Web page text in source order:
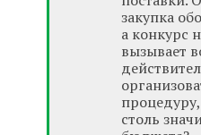
закупка
а конкурс
вызывает
столь